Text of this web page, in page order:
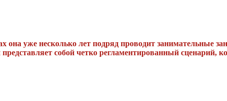
она уже несколько лет подряд проводит занимательные
собой четко регламентированный сценарий,